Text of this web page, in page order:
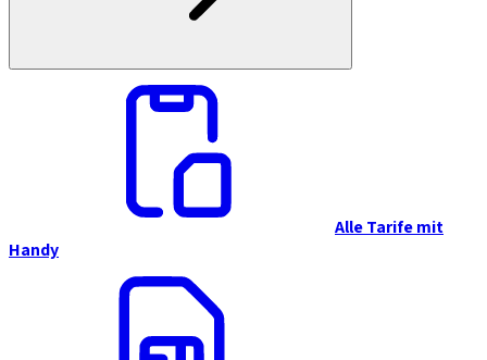
Alle Tarife mit
Handy